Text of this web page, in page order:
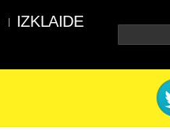
IZKLAIDE